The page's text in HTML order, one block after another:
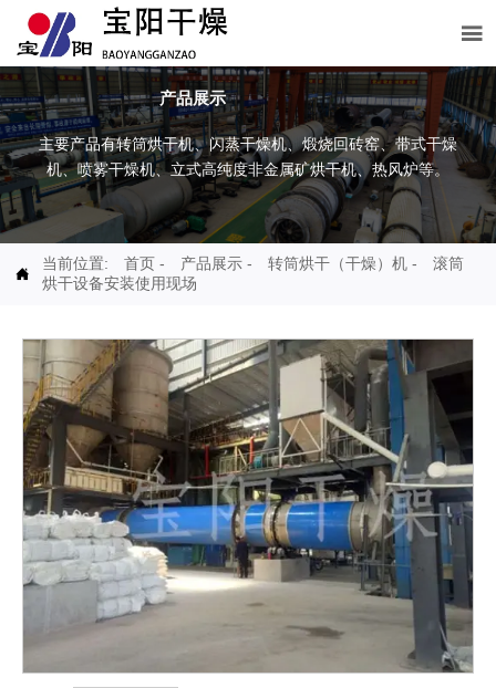

产品展示
主要产品有转筒烘干机、闪蒸干燥机、煅烧回砖窑、带式干燥
机、喷雾干燥机、立式高纯度非金属矿烘干机、热风炉等。

当前位置: 首页 - 产品展示 - 转筒烘干（干燥）机 -
滚筒
烘干设备安装使用现场